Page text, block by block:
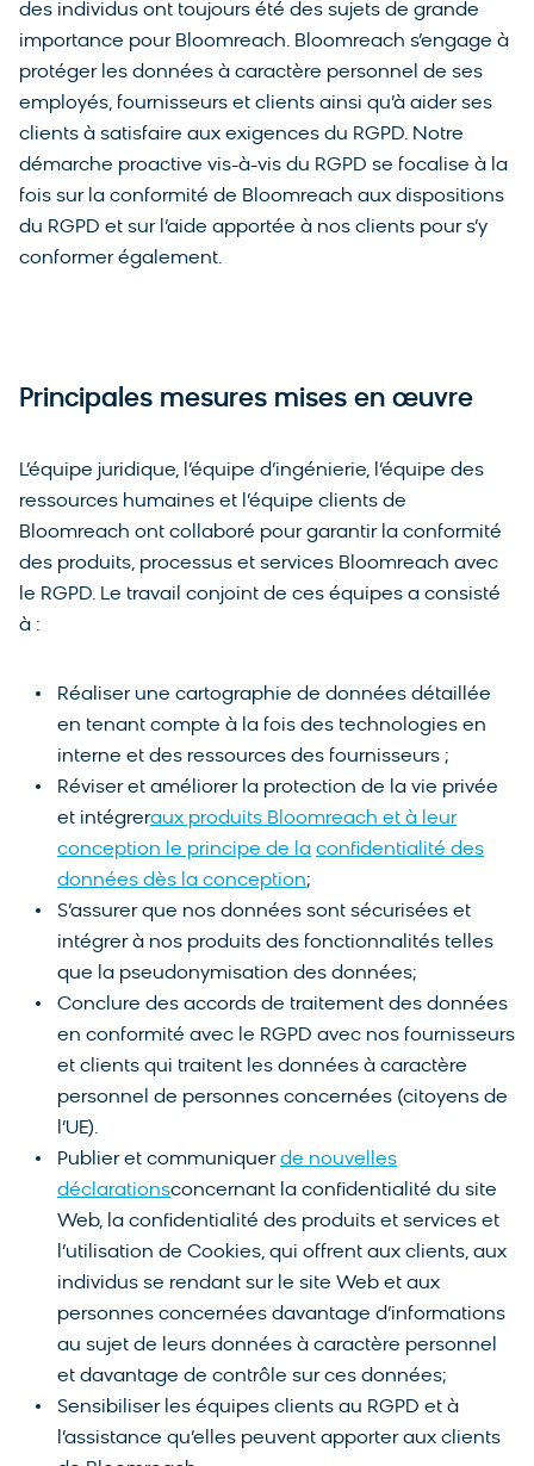
des individus ont toujours été des sujets de grande
importance pour Bloomreach. Bloomreach s’engage à
protéger les données à caractère personnel de ses
employés, fournisseurs et clients ainsi qu’à aider ses
clients à satisfaire aux exigences du RGPD. Notre
démarche proactive vis-à-vis du RGPD se focalise à la
fois sur la conformité de Bloomreach aux dispositions
du RGPD et sur l’aide apportée à nos clients pour s’y
conformer également.
Principales mesures mises en œuvre
L’équipe juridique, l’équipe d’ingénierie, l’équipe des
ressources humaines et l’équipe clients de
Bloomreach ont collaboré pour garantir la conformité
des produits, processus et services Bloomreach avec
le RGPD. Le travail conjoint de ces équipes a consisté
à :
Réaliser une cartographie de données détaillée
en tenant compte à la fois des technologies en
interne et des ressources des fournisseurs ;
Réviser et améliorer la protection de la vie privée
et intégreraux produits Bloomreach et à leur
conception le principe de la confidentialité des
données dès la conception;
S’assurer que nos données sont sécurisées et
intégrer à nos produits des fonctionnalités telles
que la pseudonymisation des données;
Conclure des accords de traitement des données
en conformité avec le RGPD avec nos fournisseurs
et clients qui traitent les données à caractère
personnel de personnes concernées (citoyens de
l’UE).
Publier et communiquerde nouvelles
déclarationsconcernant la confidentialité du site
Web, la confidentialité des produits et services et
l’utilisation de Cookies, qui offrent aux clients, aux
individus se rendant sur le site Web et aux
personnes concernées davantage d’informations
au sujet de leurs données à caractère personnel
et davantage de contrôle sur ces données;
Sensibiliser les équipes clients au RGPD et à
l’assistance qu’elles peuvent apporter aux clients